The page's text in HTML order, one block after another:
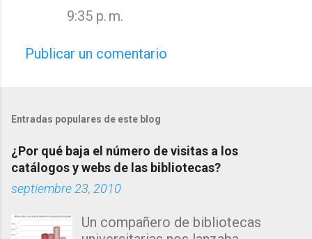
9:35 p. m.
Publicar un comentario
Entradas populares de este blog
¿Por qué baja el número de visitas a los
catálogos y webs de las bibliotecas?
septiembre 23, 2010
Un compañero de bibliotecas